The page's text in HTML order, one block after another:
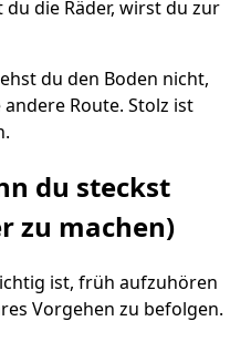
die Räder, wirst du zur
du den Boden nicht,
Route. Stolz ist
du steckst
zu machen)
ist, früh aufzuhören
Vorgehen zu befolgen.